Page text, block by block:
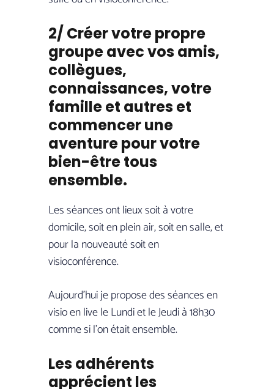
2/ Créer votre propre
groupe avec vos amis,
collègues,
connaissances, votre
famille et autres et
commencer une
aventure pour votre
bien-être tous
ensemble.
Les séances ont lieux soit à votre
domicile, soit en plein air, soit en salle, et
pour la nouveauté soit en
visioconférence.
Aujourd’hui je propose des séances en
visio en live le Lundi et le Jeudi à 18h30
comme si l’on était ensemble.
Les adhérents
apprécient les